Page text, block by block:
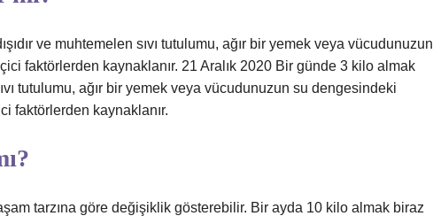
ve muhtemelen sıvı tutulumu, ağır bir yemek veya vücudunuzun
faktörlerden kaynaklanır. 21 Aralık 2020 Bir günde 3 kilo almak
tutulumu, ağır bir yemek veya vücudunuzun su dengesindeki
faktörlerden kaynaklanır.
tarzına göre değişiklik gösterebilir. Bir ayda 10 kilo almak biraz